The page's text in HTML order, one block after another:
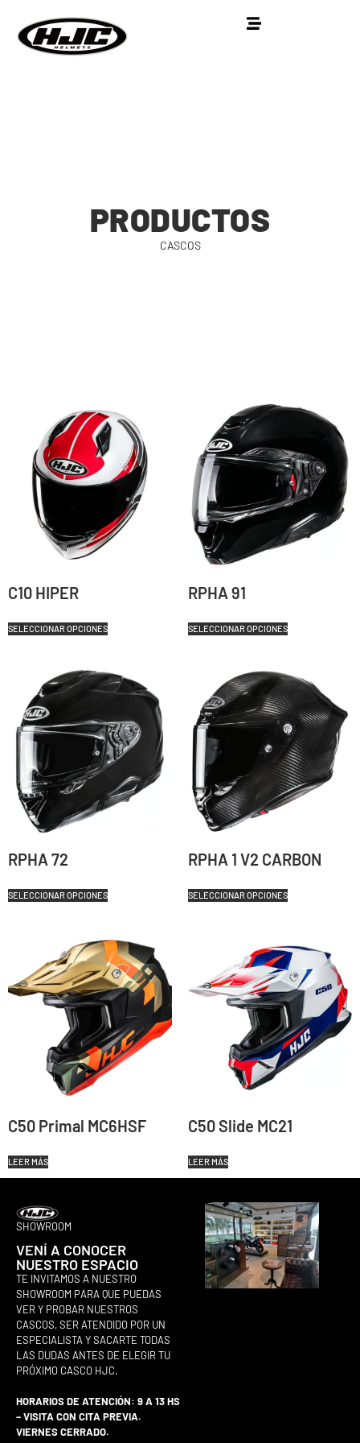
PRODUCTOS
CASCOS
C10 HIPER
SELECCIONAR OPCIONES
RPHA 91
SELECCIONAR OPCIONES
RPHA 72
SELECCIONAR OPCIONES
RPHA 1 V2 CARBON
SELECCIONAR OPCIONES
C50 Primal MC6HSF
LEER MÁS
C50 Slide MC21
LEER MÁS
SHOWROOM
VENÍ A CONOCER
NUESTRO ESPACIO
TE INVITAMOS A NUESTRO
SHOWROOM PARA QUE PUEDAS
VER Y PROBAR NUESTROS
CASCOS, SER ATENDIDO POR UN
ESPECIALISTA Y SACARTE TODAS
LAS DUDAS ANTES DE ELEGIR TU
PRÓXIMO CASCO HJC.
HORARIOS DE ATENCIÓN: 9 A 13 HS
– VISITA CON CITA PREVIA.
VIERNES CERRADO.